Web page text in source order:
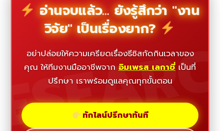
อ่านจบแล้ว... ยังรู้สึกว่า "งาน
วิจัย" เป็นเรื่องยาก?
อย่าปล่อยให้ความเครียดเรื่องธีซิสกัดกินเวลาของ
คุณ ให้ทีมงานมืออาชีพจาก อิมเพรส เลกาซี่ เป็นที่
ปรึกษา เราพร้อมดูแลคุณทุกขั้นตอน
ทักไลน์ปรึกษาทันที